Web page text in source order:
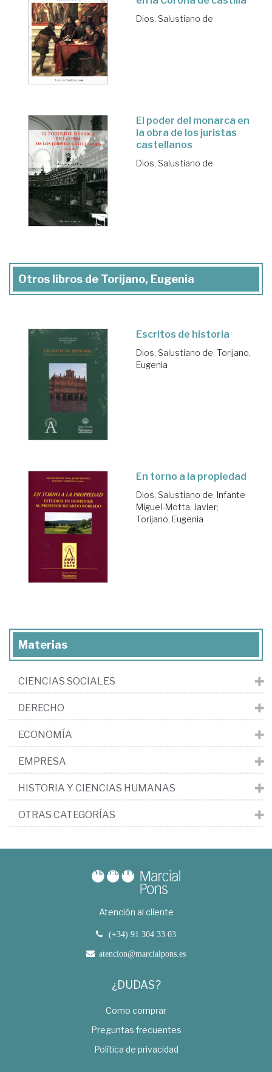
Dios, Salustiano de
El poder del monarca en
la obra de los juristas
castellanos
Dios, Salustiano de
Otros libros de Torijano, Eugenia
Escritos de historia
Dios, Salustiano de; Torijano,
Eugenia
En torno a la propiedad
Dios, Salustiano de; Infante
Miguel-Motta, Javier;
Torijano, Eugenia
Materias
CIENCIAS SOCIALES
DERECHO
ECONOMÍA
EMPRESA
HISTORIA Y CIENCIAS HUMANAS
OTRAS CATEGORÍAS
Atención al cliente
(+34) 91 304 33 03
atencion@marcialpons.es
¿DUDAS?
Como comprar
Preguntas frecuentes
Política de privacidad